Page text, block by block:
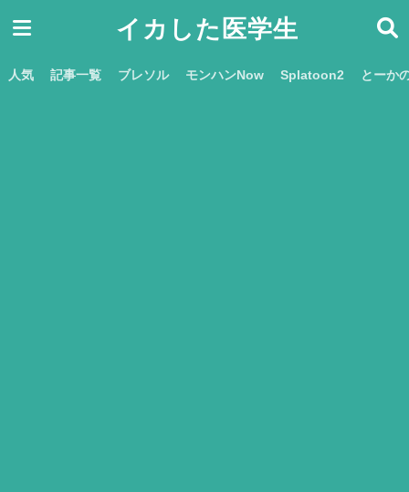
イカした医学生
人気 記事一覧 ブレソル モンハンNow Splatoon2 とーか